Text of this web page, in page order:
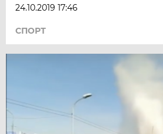
24.10.2019 17:46
СПОРТ